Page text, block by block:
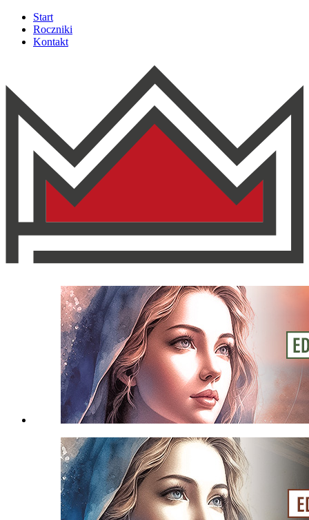
Start
Roczniki
Kontakt